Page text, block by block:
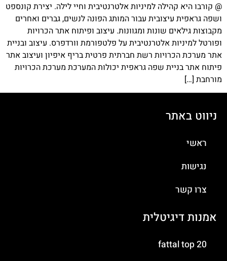
@ קורבו היא קהילה למיניות אלטרנטיבית וחיי לילה. יצירת קונספט
ושפה גראפית עיצובית עבור המותג הפונה לנשים, גברים ואחרים
מקבוצות גילאים שונות ומגוונות. עיצוב ופיתוח אתר הכרויות
ופורטל למיניות אלטרנטיבית על פלטפורמת וורדפרס. עיצוב ובניית
אתר מערכת הכרויות רשת חברתית פרטית בריף איפיון ועיצוב אתר
פיתוח אתר בניית שפה גראפית יכולות המערכת מערכת הכרויות
מורחבת […]
ניווט באתר
ראשי
נגישות
צרו קשר
אמנות דיגיטלית
fattal top 20